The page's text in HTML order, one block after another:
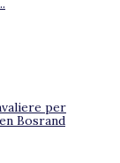
per
Bosrand